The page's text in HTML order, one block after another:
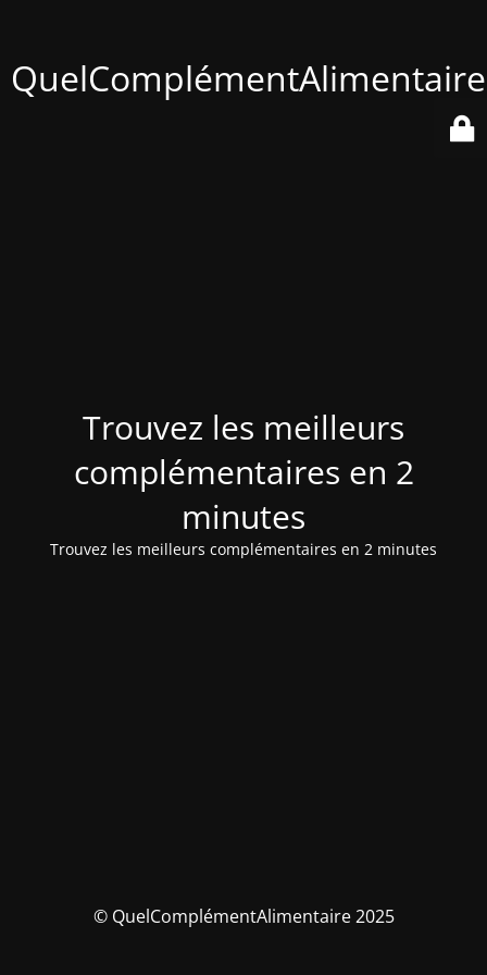
QuelComplémentAlimentaire
Trouvez les meilleurs
complémentaires en 2
minutes
Trouvez les meilleurs complémentaires en 2 minutes
© QuelComplémentAlimentaire 2025